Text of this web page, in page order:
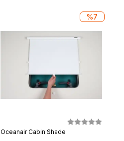
Oceanair Cabin Shade
%7